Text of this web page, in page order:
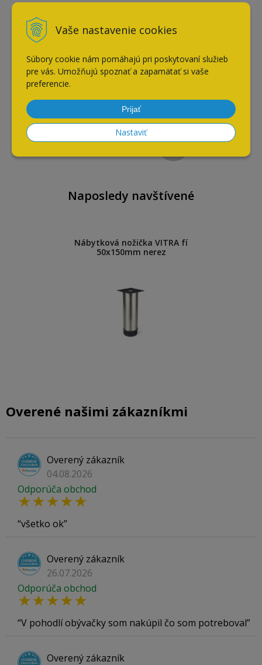
Vaše nastavenie cookies
Súbory cookie nám pomáhajú pri poskytovaní služieb
pre vás. Umožňujú spoznať a zapamätať si vaše
preferencie.
Prijať
Nastaviť
Drevoskrutka zapustená
3,5x16 mm BLISTER - 50ks
1,49€
Naposledy navštívené
Nábytková nožička VITRA fí
50x150mm nerez
Overené našimi zákazníkmi
Overený zákazník
04.08.2026
Odporúča obchod
všetko ok
Overený zákazník
26.07.2026
Odporúča obchod
V pohodlí obývačky som nakúpil čo som potreboval
Overený zákazník